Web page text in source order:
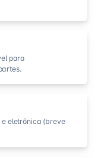
para
e eletrônica (breve